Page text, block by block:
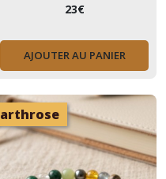
23€
AJOUTER AU PANIER
arthrose